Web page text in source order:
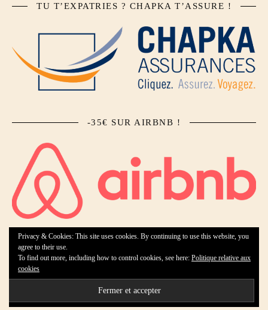
TU T’EXPATRIES ? CHAPKA T’ASSURE !
-35€ SUR AIRBNB !
Ashe Theme by Royal-Flush - 2026 ©
Accueil Qui suis-je ? Collaborations Contact Mentions légales
Privacy & Cookies: This site uses cookies. By continuing to use this website, you
agree to their use.
To find out more, including how to control cookies, see here: Politique relative aux
cookies